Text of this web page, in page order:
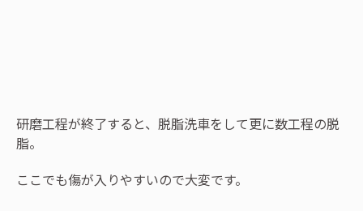
研磨工程が終了すると、脱脂洗車をして更に数工程の脱
脂。
ここでも傷が入りやすいので大変です。